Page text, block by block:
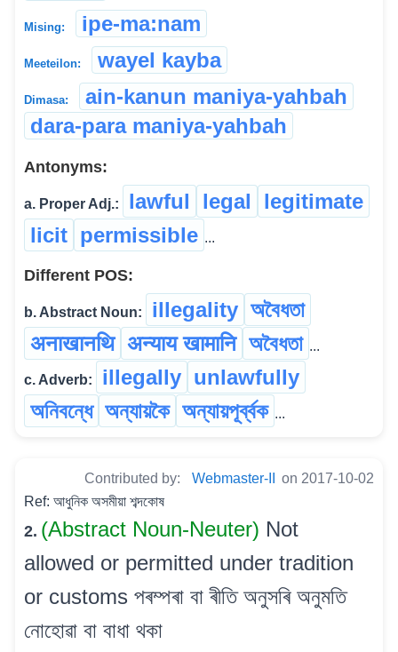
Mising: ipe-ma:nam
Meeteilon: wayel kayba
Dimasa:
ain-kanun maniya-yahbah
dara-para maniya-yahbah
Antonyms:
a. Proper Adj.: lawful legal
legitimate
licit permissible ...
Different POS:
b. Abstract Noun: illegality অবৈধতা
अनाखानथि अन्याय खामानि অবৈধতা ...
c. Adverb: illegally unlawfully
অনিবন্ধে অন্যায়কৈ অন্যায়পূৰ্ব্বক ...
Contributed by: Webmaster-II
on 2017-10-02
Ref: আধুনিক অসমীয়া শব্দকোষ
2. (Abstract Noun-Neuter) Not
allowed or permitted under tradition
or customs পৰম্পৰা বা ৰীতি অনুসৰি অনুমতি
নোহোৱা বা বাধা থকা